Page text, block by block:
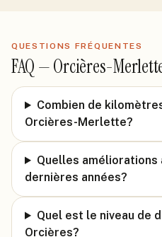
QUESTIONS FRÉQUENTES
FAQ —Orcières-
Combien de
Orcières-Merlette?
Quelles améliorations
dernières années?
Quel est le niveau de
Orcières?